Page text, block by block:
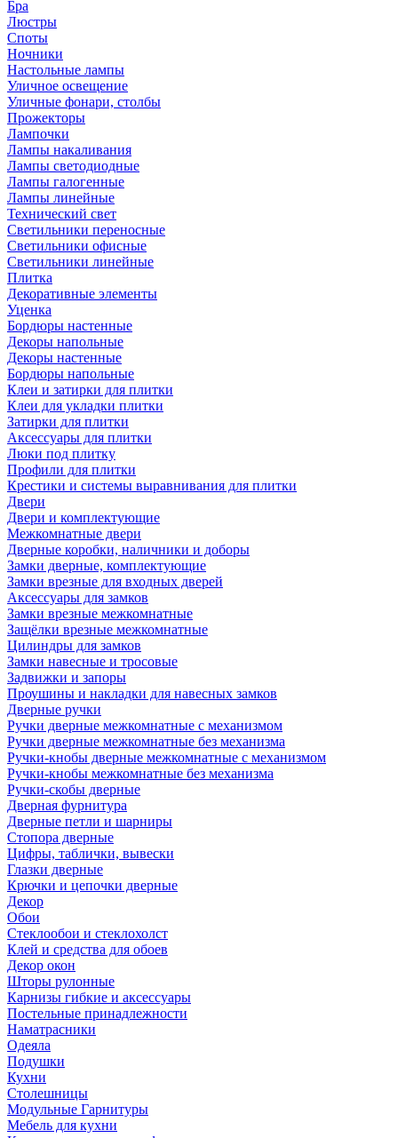
Бра
Люстры
Споты
Ночники
Настольные лампы
Уличное освещение
Уличные фонари, столбы
Прожекторы
Лампочки
Лампы накаливания
Лампы светодиодные
Лампы галогенные
Лампы линейные
Технический свет
Светильники переносные
Светильники офисные
Светильники линейные
Плитка
Декоративные элементы
Уценка
Бордюры настенные
Декоры напольные
Декоры настенные
Бордюры напольные
Клеи и затирки для плитки
Клеи для укладки плитки
Затирки для плитки
Аксессуары для плитки
Люки под плитку
Профили для плитки
Крестики и системы выравнивания для плитки
Двери
Двери и комплектующие
Межкомнатные двери
Дверные коробки, наличники и доборы
Замки дверные, комплектующие
Замки врезные для входных дверей
Аксессуары для замков
Замки врезные межкомнатные
Защёлки врезные межкомнатные
Цилиндры для замков
Замки навесные и тросовые
Задвижки и запоры
Проушины и накладки для навесных замков
Дверные ручки
Ручки дверные межкомнатные с механизмом
Ручки дверные межкомнатные без механизма
Ручки-кнобы дверные межкомнатные с механизмом
Ручки-кнобы межкомнатные без механизма
Ручки-скобы дверные
Дверная фурнитура
Дверные петли и шарниры
Стопора дверные
Цифры, таблички, вывески
Глазки дверные
Крючки и цепочки дверные
Декор
Обои
Стеклообои и стеклохолст
Клей и средства для обоев
Декор окон
Шторы рулонные
Карнизы гибкие и аксессуары
Постельные принадлежности
Наматрасники
Одеяла
Подушки
Кухни
Столешницы
Модульные Гарнитуры
Мебель для кухни